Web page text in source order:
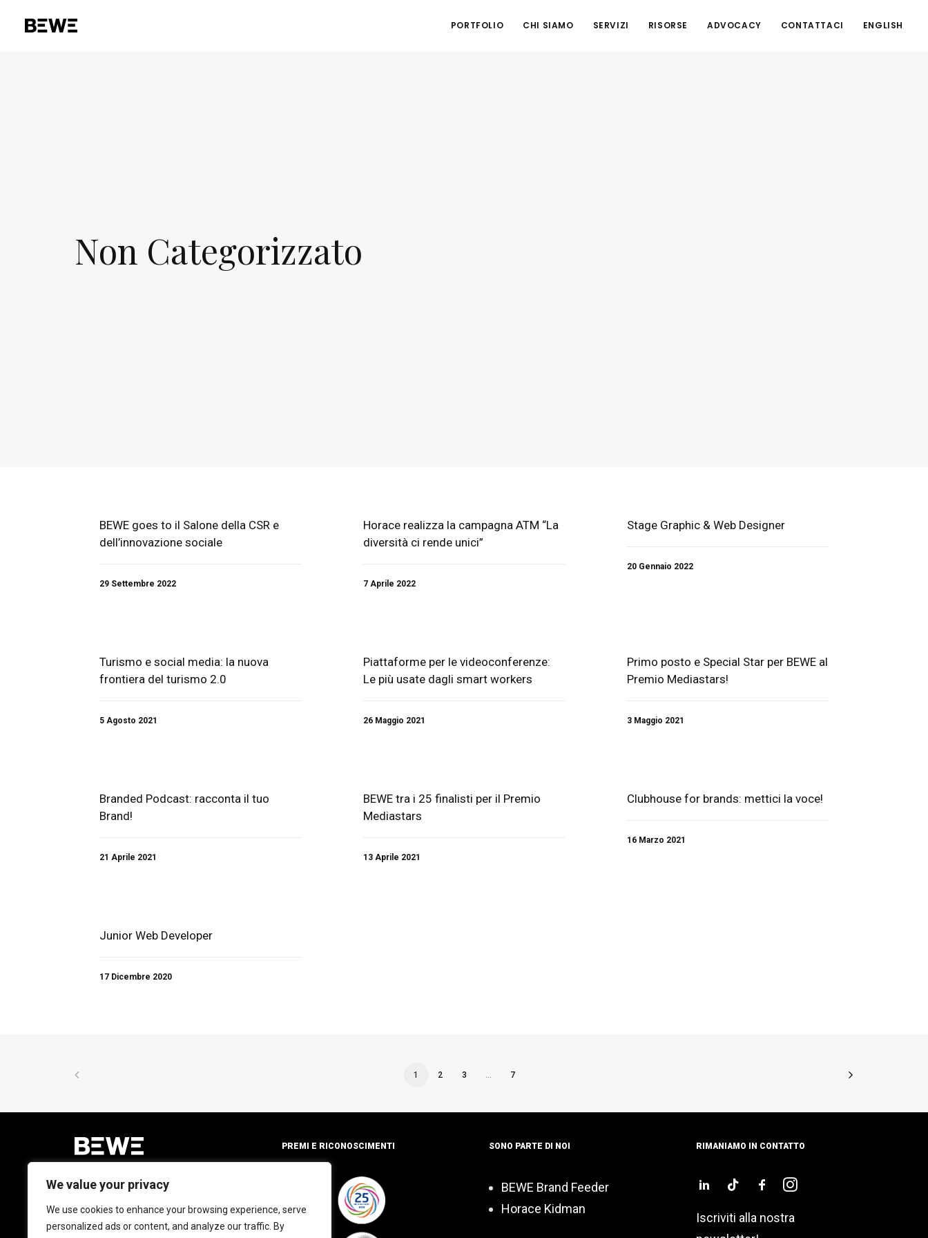
We value your privacy
We use cookies to enhance your browsing experience, serve
personalized ads or content, and analyze our traffic. By
PORTFOLIO CHI SIAMO SERVIZI RISORSE ADVOCACY CONTATTACI ENGLISH
Non Categorizzato
BEWE goes to il Salone della CSR e
dell’innovazione sociale
29 Settembre 2022
Horace realizza la campagna ATM “La
diversità ci rende unici”
7 Aprile 2022
Stage Graphic & Web Designer
20 Gennaio 2022
Turismo e social media: la nuova
frontiera del turismo 2.0
5 Agosto 2021
Piattaforme per le videoconferenze:
Le più usate dagli smart workers
26 Maggio 2021
Primo posto e Special Star per BEWE al
Premio Mediastars!
3 Maggio 2021
Branded Podcast: racconta il tuo
Brand!
21 Aprile 2021
BEWE tra i 25 finalisti per il Premio
Mediastars
13 Aprile 2021
Clubhouse for brands: mettici la voce!
16 Marzo 2021
Junior Web Developer
17 Dicembre 2020
1 2 3 7
Sede Operativa:
Via Meda, 45
20141 – MILANO (ITALY)
PREMI E RICONOSCIMENTI SONO PARTE DI NOI
BEWE Brand Feeder
Horace Kidman
RIMANIAMO IN CONTATTO
Iscriviti alla nostra